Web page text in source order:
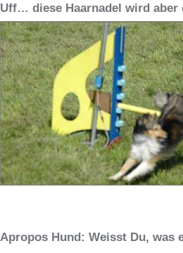
Uff… diese Haarnadel wird aber
Apropos Hund: Weisst Du, was